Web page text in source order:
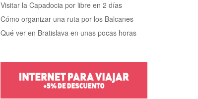
Visitar la Capadocia por libre en 2 días
Cómo organizar una ruta por los Balcanes
Qué ver en Bratislava en unas pocas horas